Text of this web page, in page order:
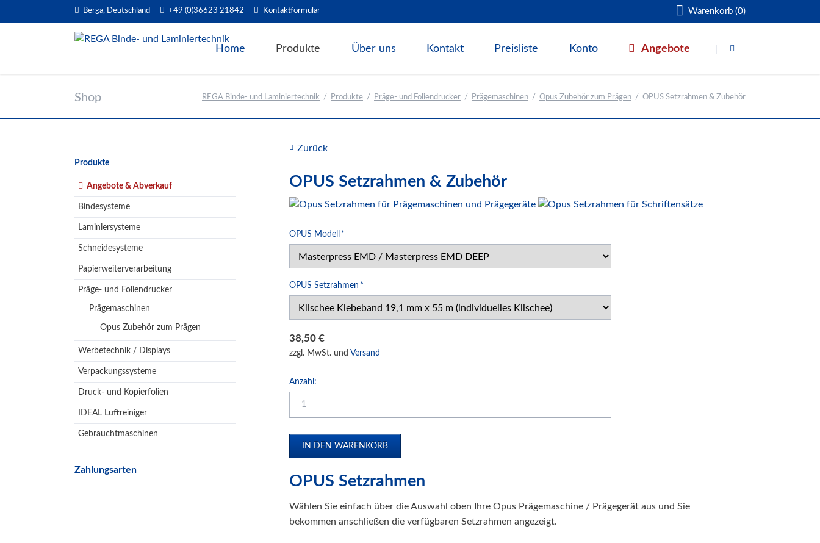
Berga, Deutschland +49 (0)36623 21842 Kontaktformular Warenkorb (0)
überspringen
Home Produkte
Bindesysteme
Präge- und Foliendrucker
Prägemaschinen
Werbetechnik / Displays
Verpackungssysteme
IDEAL Luftreiniger
Über uns Kontakt Preisliste Konto Angebote
Shop REGA Binde- und Laminiertechnik Produkte Präge- und Foliendrucker Prägemaschinen Opus Zubehör zum Prägen OPUS Setzrahmen & Zubehör
Zurück
OPUS Setzrahmen & Zubehör
Pflichtfeld
OPUS Modell *
Pflichtfeld
OPUS Setzrahmen *
38,50 €
zzgl. MwSt. und Versand
Anzahl:
OPUS Setzrahmen
Wählen Sie einfach über die Auswahl oben Ihre Opus Prägemaschine / Prägegerät aus und Sie
bekommen anschließen die verfügbaren Setzrahmen angezeigt.
Navigation
Produkte
Angebote & Abverkauf
Bindesysteme
Laminiersysteme
Schneidesysteme
Papierweiterverarbeitung
Präge- und Foliendrucker
Prägemaschinen
Opus Zubehör zum Prägen
Werbetechnik / Displays
Verpackungssysteme
Druck- und Kopierfolien
IDEAL Luftreiniger
Gebrauchtmaschinen
Zahlungsarten